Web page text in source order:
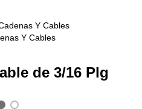
Y Cables
Y Cables
de 3/16 Plg